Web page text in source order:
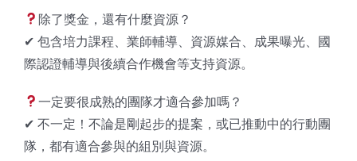
除了獎金，還有什麼資源？
✔ 包含培力課程、業師輔導、資源媒合、成果曝光、國
際認證輔導與後續合作機會等支持資源。
一定要很成熟的團隊才適合參加嗎？
✔ 不一定！不論是剛起步的提案，或已推動中的行動團
隊，都有適合參與的組別與資源。